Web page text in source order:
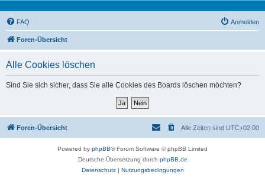
FAQ Anmelden
Foren-Übersicht
Alle Cookies löschen
Sind Sie sich sicher, dass Sie alle Cookies des Boards löschen möchten?
Foren-Übersicht Alle Zeiten sind UTC+02:00
Powered by phpBB® Forum Software © phpBB Limited
Deutsche Übersetzung durch phpBB.de
Datenschutz| Nutzungsbedingungen